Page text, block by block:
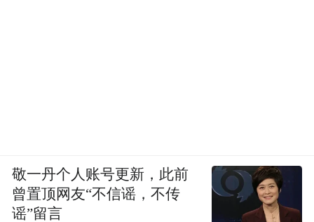
敬一丹个人账号更新，此前
曾置顶网友“不信谣，不传
谣”留言